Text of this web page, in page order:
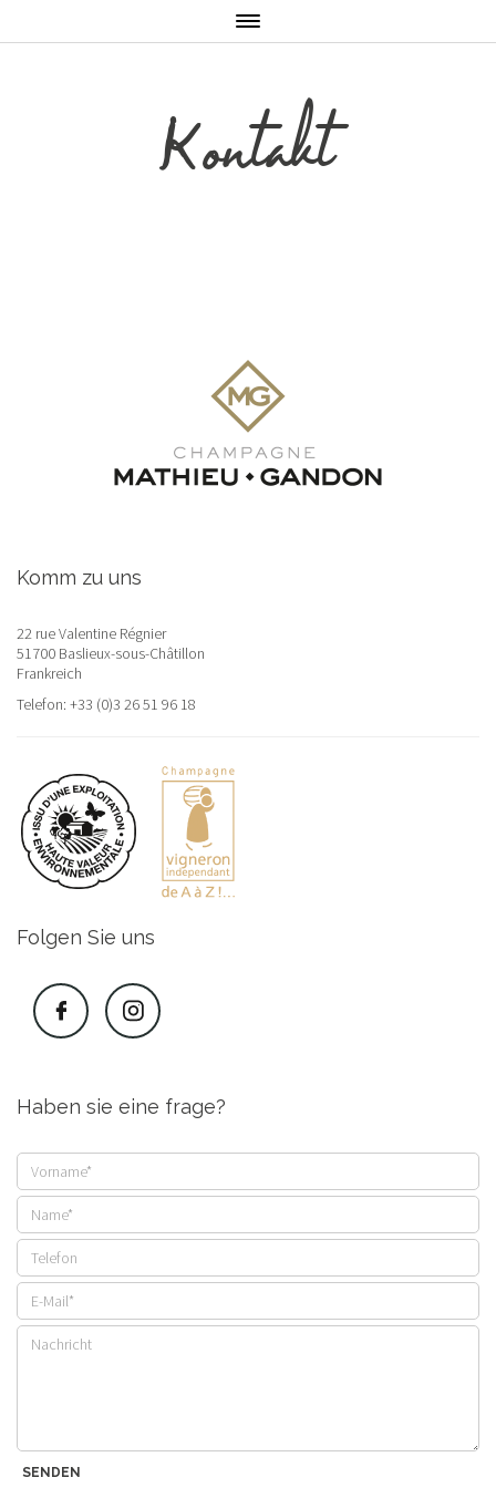
Toggle
navigation
Kontakt
Komm zu uns
22 rue Valentine Régnier
51700 Baslieux-sous-Châtillon
Frankreich
Telefon: +33 (0)3 26 51 96 18
Folgen Sie uns
Haben sie eine frage?